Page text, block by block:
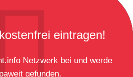
eintragen!
Netzwerk bei und werde
gefunden.